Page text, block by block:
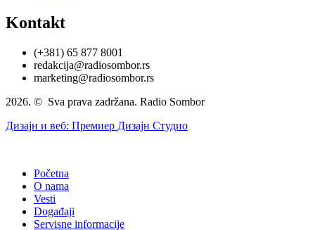
Kontakt
(+381) 65 877 8001
redakcija@radiosombor.rs
marketing@radiosombor.rs
2026. © Sva prava zadržana. Radio Sombor
Дизајн и веб: Премиер Дизајн Студио
Početna
O nama
Vesti
Događaji
Servisne informacije